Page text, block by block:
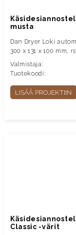
musta
Dan Dryer Loki
300 x 131 x 100 mm,
Valmistaja:
Tuotekoodi:
LISÄÄ PROJEKTIIN
Classic -värit